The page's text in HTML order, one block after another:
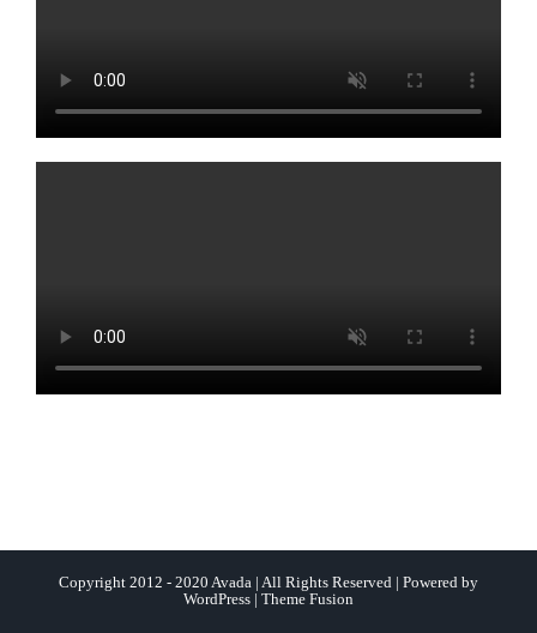
Copyright 2012 - 2020 Avada | All Rights Reserved | Powered by
WordPress | Theme Fusion